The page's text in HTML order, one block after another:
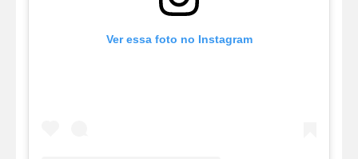
Ver essa foto no Instagram